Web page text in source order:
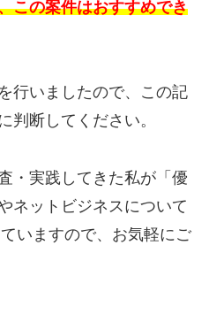
この案件はおすすめでき
行いましたので、この記
判断してください。
・実践してきた私が「優
ネットビジネスについて
いますので、お気軽にご